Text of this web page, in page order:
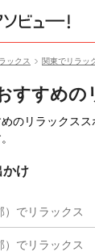
ックス 関東でリラッ
すすめの
のリラックス
け
）でリラックス
）でリラックス